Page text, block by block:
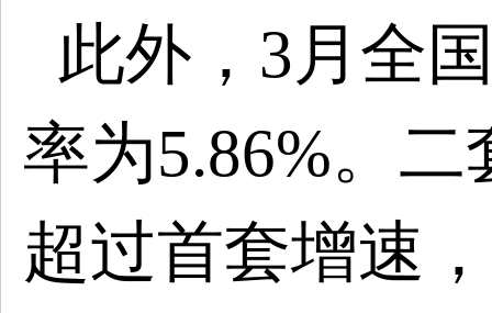
此外， 3月全
率为5.86%。
超过首套增速